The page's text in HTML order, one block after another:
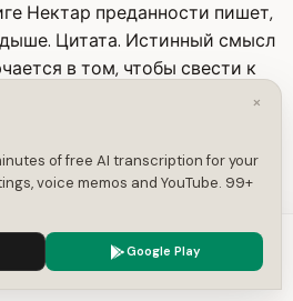
Нектар преданности пишет,
Цитата. Истинный смысл
в том, чтобы свести к
максимально использовать
деятельности в
что можно делать в день
об играх Говинды и постоянно
Нектар Преданности, глава
×
of free AI transcription for your
voice memos and YouTube. 99+
Google Play